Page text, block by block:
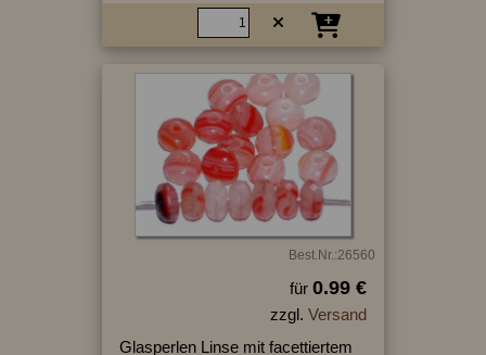
Best.Nr.:26560
für 0.99 €
zzgl. Versand
Glasperlen Linse mit facettiertem